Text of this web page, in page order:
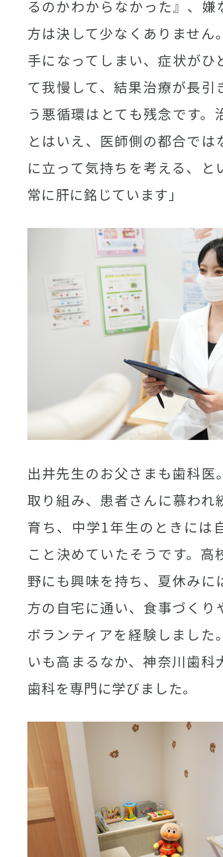
るのかわからなかった』、嫌
方は決して少なくありません
手になってしまい、症状がひ
て我慢して、結果治療が長引
う悪循環はとても残念です
とはいえ、医師側の都合で
に立って気持ちを考える、と
常に肝に銘じています」
出井先生のお父さまも歯科医
取り組み、患者さんに慕われ
育ち、中学1年生のときには
こと決めていたそうです。
野にも興味を持ち、夏休みに
方の自宅に通い、食事づくり
ボランティアを経験しました
いも高まるなか、神奈川歯科
歯科を専門に学びました。